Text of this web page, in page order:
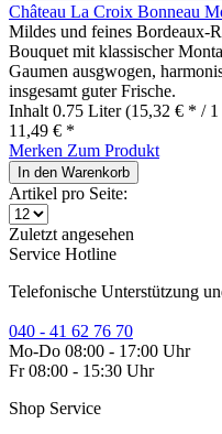
Château La Croix Bonneau
Mildes und feines Bordeaux-
Bouquet mit klassischer
Gaumen ausgwogen,
insgesamt guter Frische.
Inhalt 0.75 Liter(15,32 € * /
11,49 € *
Merken Zum Produkt
In den Warenkorb
Artikel pro Seite:
Zuletzt angesehen
Service Hotline
Telefonische Unterstützung
040 - 41 62 76 70
Mo-Do 08:00 - 17:00 Uhr
Fr 08:00 - 15:30 Uhr
Shop Service